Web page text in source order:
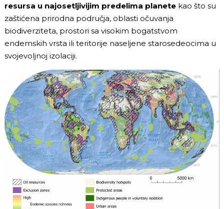
resursa u najosetljivijim predelima planete kao što su
zaštićena prirodna područja, oblasti očuvanja
biodiverziteta, prostori sa visokim bogatstvom
endemskih vrsta ili teritorije naseljene starosedeocima u
svojevoljnoj izolaciji.